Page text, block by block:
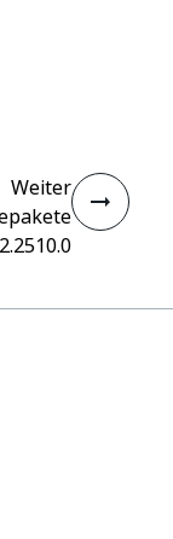
Weiter
2.2510.0